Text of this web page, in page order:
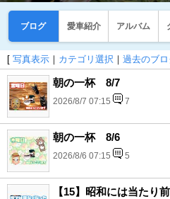
ブログ 愛車紹介 アルバム
[ 写真表示 ｜ カテゴリ選択 ｜ 過去のブ
朝の一杯 8/7
2026/8/7 07:15 7
朝の一杯 8/6
2026/8/6 07:15 5
【15】昭和には当たり